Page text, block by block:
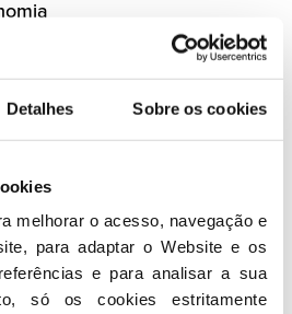
Detalhes Sobre os cookies
melhorar o acesso, navegação e
para adaptar o Website e os
e para analisar a sua
só os cookies estritamente
das Autarquias Locais
de Portugal